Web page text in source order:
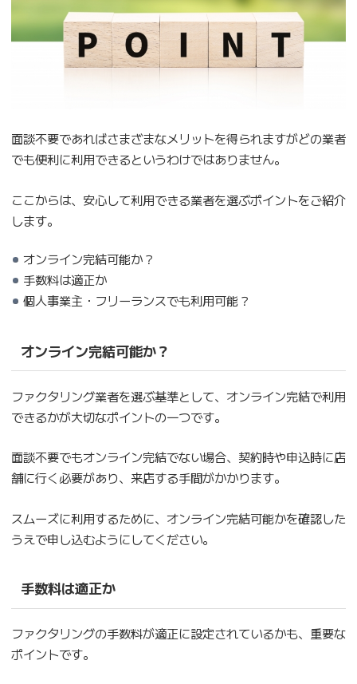
面談不要であればさまざまなメリットを得られますがどの業者
でも便利に利用できるというわけではありません。
ここからは、安心して利用できる業者を選ぶポイントをご紹介
します。
オンライン完結可能か？
手数料は適正か
個人事業主・フリーランスでも利用可能？
オンライン完結可能か？
ファクタリング業者を選ぶ基準として、オンライン完結で利用
できるかが大切なポイントの一つです。
面談不要でもオンライン完結でない場合、契約時や申込時に店
舗に行く必要があり、来店する手間がかかります。
スムーズに利用するために、オンライン完結可能かを確認した
うえで申し込むようにしてください。
手数料は適正か
ファクタリングの手数料が適正に設定されているかも、重要な
ポイントです。